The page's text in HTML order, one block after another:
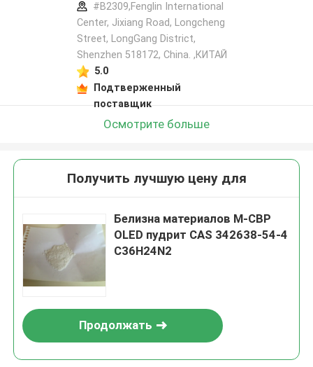
#B2309,Fenglin International
Center, Jixiang Road, Longcheng
Street, LongGang District,
Shenzhen 518172, China. ,КИТАЙ
5.0
Подтверженный
поставщик
Осмотрите больше
Получить лучшую цену для
Белизна материалов M-CBP
OLED пудрит CAS 342638-54-4
C36H24N2
Продолжать